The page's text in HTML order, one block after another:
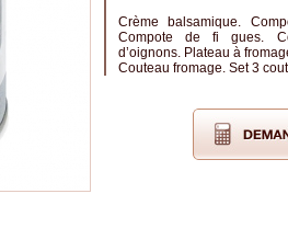
Crème balsamique.
Compote de fi gues.
d’oignons. Plateau à
Couteau fromage. Set 3